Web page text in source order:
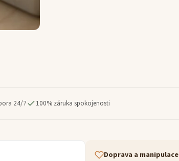
24/7 100% záruka spokojenosti
Doprava a manipulace